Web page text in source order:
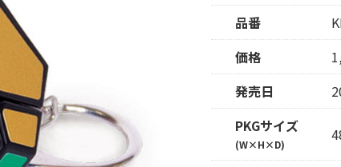
品番
価格
発売日
PKGサイズ
(W×H×D)